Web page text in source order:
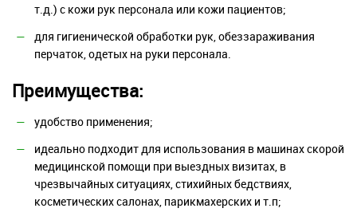
т.д.) с кожи рук персонала или кожи пациентов;
для гигиенической обработки рук, обеззараживания
перчаток, одетых на руки персонала.
Преимущества:
удобство применения;
идеально подходит для использования в машинах скорой
медицинской помощи при выездных визитах, в
чрезвычайных ситуациях, стихийных бедствиях,
косметических салонах, парикмахерских и т.п;